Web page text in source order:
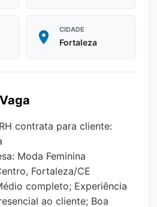
CIDADE
Fortaleza
contrata para cliente:
Moda Feminina
Fortaleza/CE
completo; Experiência
ao cliente; Boa